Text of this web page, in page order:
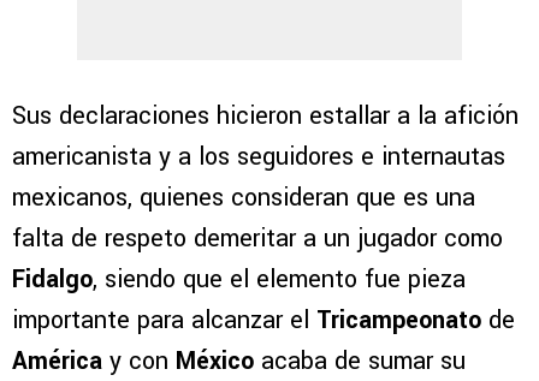
Sus declaraciones hicieron estallar a la afición
americanista y a los seguidores e internautas
mexicanos, quienes consideran que es una
falta de respeto demeritar a un jugador como
Fidalgo, siendo que el elemento fue pieza
importante para alcanzar el Tricampeonato de
América y con México acaba de sumar su